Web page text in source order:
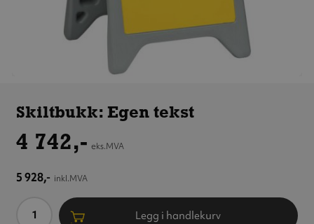
tekst
Skiltbukk: Egen tekst
4 742,- eks.MVA
5 928,- inkl.MVA
Antall Legg i handlekurv